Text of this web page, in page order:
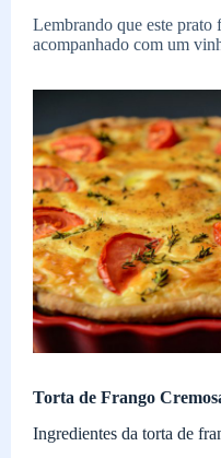
Lembrando que este prato
acompanhado com um
Torta de Frango
Ingredientes da torta de